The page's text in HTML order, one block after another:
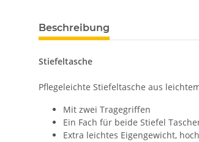
Beschreibung
Stiefeltasche
Pflegeleichte Stiefeltasche aus
Mit zwei Tragegriffen
Ein Fach für beide Stiefel
Extra leichtes Eigengewicht,